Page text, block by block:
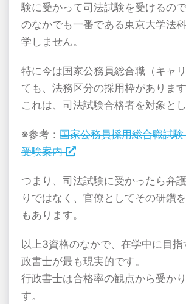
験に受かって司法試験を受けるの
のなかでも一番である東京大学法
学しません。
特に今は国家公務員総合職（キャ
ても、法務区分の採用枠があります
これは、司法試験合格者を対象とし
※参考： 国家公務員採用総合職
受験案内
つまり、司法試験に受かったら弁
りではなく、官僚としてその研鑽
もあります。
以上3資格のなかで、在学中に目
政書士が最も現実的です。
行政書士は合格率の観点から受か
す。